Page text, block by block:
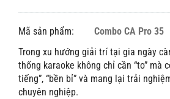
Mã sản phẩm:
Combo CA Pro 35
Trong xu hướng giải trí tại gia ngày
thống karaoke không chỉ cần “to” mà
tiếng”, “bền bỉ” và mang lại trải
chuyên nghiệp.